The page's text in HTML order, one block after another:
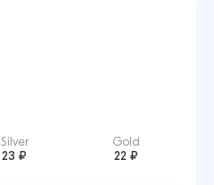
Silver
23 ₽
Gold
22 ₽